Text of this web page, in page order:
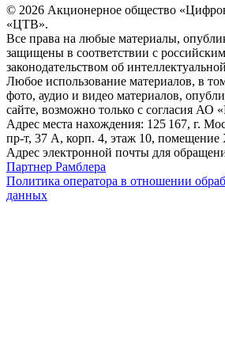
© 2026 Акционерное общество
«ЦТВ».
Все права на любые материалы,
защищены в соответствии с
законодательством об
Любое использование материалов, в
фото, аудио и видео материалов,
сайте, возможно только с согласия АО
Адрес места нахождения: 125 167, г.
пр-т, 37 А, корп. 4, этаж 10, помещение
Адрес электронной почты для
Партнер Рамблера
Политика оператора в отношении
данных